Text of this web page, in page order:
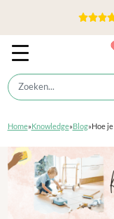
Home»Knowledge»Blog»Hoe